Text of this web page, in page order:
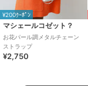
¥200ｸｰﾎﾟﾝ
マシェールコゼット？
お花パール調メタルチェーン
ストラップ
¥2,750